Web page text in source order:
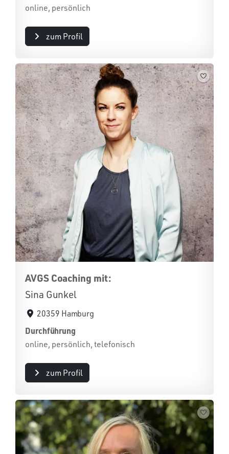
online, persönlich
zum Profil
AVGS Coaching mit:
Sina Gunkel
20359 Hamburg
Durchführung
online, persönlich, telefonisch
zum Profil